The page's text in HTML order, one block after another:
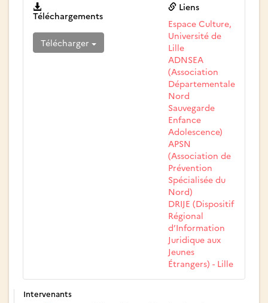
Téléchargements
Télécharger
Liens
Espace Culture,
Université de
Lille
ADNSEA
(Association
Départementale
Nord
Sauvegarde
Enfance
Adolescence)
APSN
(Association de
Prévention
Spécialisée du
Nord)
DRIJE (Dispositif
Régional
d’Information
Juridique aux
Jeunes
Étrangers) - Lille
Intervenants